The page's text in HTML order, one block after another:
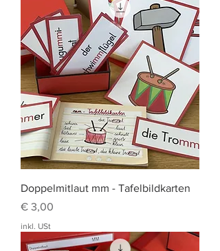
Doppelmitlaut mm - Tafelbildkarten
Preis
€ 3,00
inkl. USt